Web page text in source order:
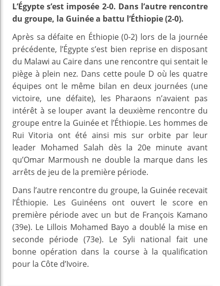
L’Égypte s’est imposée 2-0. Dans l’autre rencontre
du groupe, la Guinée a battu l’Éthiopie (2-0).
Après sa défaite en Éthiopie (0-2) lors de la journée
précédente, l’Égypte s’est bien reprise en disposant
du Malawi au Caire dans une rencontre qui sentait le
piège à plein nez. Dans cette poule D où les quatre
équipes ont le même bilan en deux journées (une
victoire, une défaite), les Pharaons n’avaient pas
intérêt à se louper avant la deuxième rencontre du
groupe entre la Guinée et l’Éthiopie. Les hommes de
Rui Vitoria ont été ainsi mis sur orbite par leur
leader Mohamed Salah dès la 20e minute avant
qu’Omar Marmoush ne double la marque dans les
arrêts de jeu de la première période.
Dans l’autre rencontre du groupe, la Guinée recevait
l’Éthiopie. Les Guinéens ont ouvert le score en
première période avec un but de François Kamano
(39e). Le Lillois Mohamed Bayo a doublé la mise en
seconde période (73e). Le Syli national fait une
bonne opération dans la course à la qualification
pour la Côte d’Ivoire.